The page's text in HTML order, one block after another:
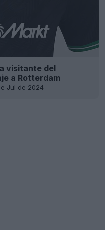
visitante del
a Rotterdam
Jul de 2024